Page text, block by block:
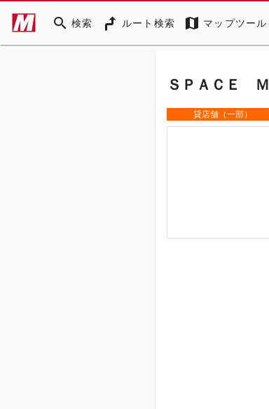
search 検索 ルート検索 map マップツール
ＳＰＡＣＥ
貸店舗（一部）